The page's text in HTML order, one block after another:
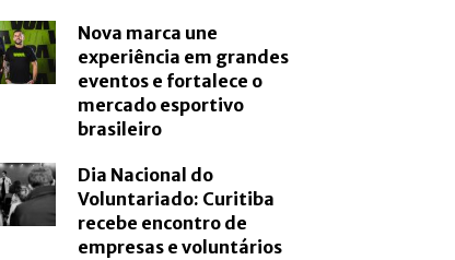
Nova marca une
experiência em grandes
eventos e fortalece o
mercado esportivo
brasileiro
Dia Nacional do
Voluntariado: Curitiba
recebe encontro de
empresas e voluntários